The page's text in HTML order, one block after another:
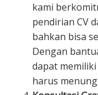
kami
pendirian CV
bahkan bisa
Dengan
dapat
harus